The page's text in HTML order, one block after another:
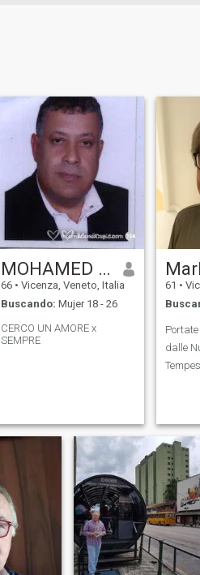
MOHAMED NAJIB
66 • Vicenza, Veneto, Italia
Buscando: Mujer 18 - 26
CERCO UN AMORE x
SEMPRE
61 •
dalle